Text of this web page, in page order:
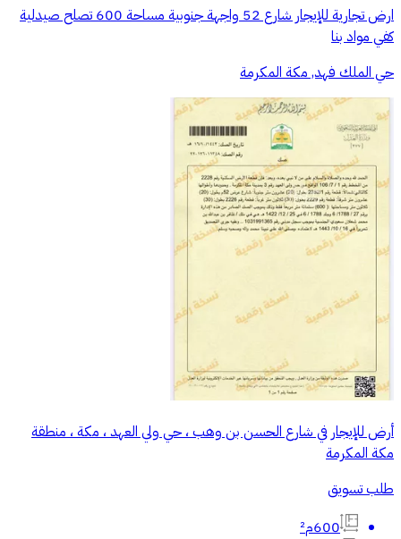
ارض تجارية للإيجار شارع 52 واجهة جنوبية مساحة 600 تصلح صيدلية
كفي مواد بنا
حي الملك فهد, مكة المكرمة
أرض للإيجار في شارع الحسن بن وهب ، حي ولي العهد ، مكة ، منطقة
مكة المكرمة
طلب تسويق
600م²